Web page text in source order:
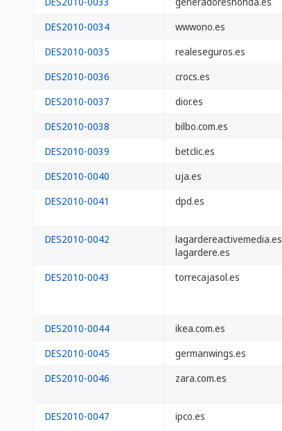
DES2010-0034
wwwono.es
DES2010-0035
realeseguros.es
DES2010-0036
crocs.es
DES2010-0037
dior.es
DES2010-0038
bilbo.com.es
DES2010-0039
betclic.es
DES2010-0040
uja.es
DES2010-0041
dpd.es
DES2010-0042
lagardereactivemedia.es
lagardere.es
DES2010-0043 torrecajasol.es
DES2010-0044 ikea.com.es
DES2010-0045
germanwings.es
DES2010-0046
zara.com.es
DES2010-0047 ipco.es